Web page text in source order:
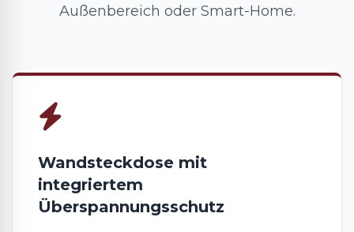
Außenbereich oder Smart-Home.
Wandsteckdose mit
integriertem
Überspannungsschutz